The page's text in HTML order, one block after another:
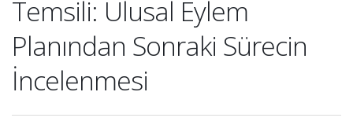
Temsili: Ulusal Eylem
Planından Sonraki Sürecin
İncelenmesi